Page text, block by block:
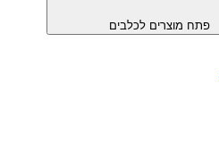
פתח מוצרים לכלבים